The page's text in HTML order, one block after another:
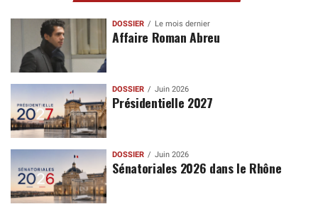
DOSSIER Le mois dernier
Affaire Roman Abreu
DOSSIER Juin 2026
Présidentielle 2027
DOSSIER Juin 2026
Sénatoriales 2026 dans le Rhône